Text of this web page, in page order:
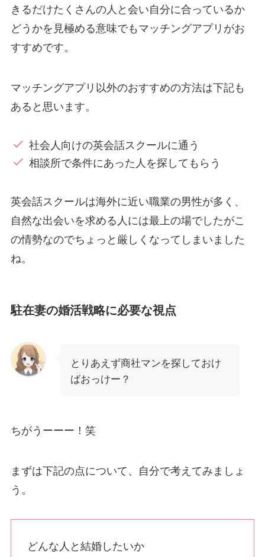
きるだけたくさんの人と会い自分に合っているか
どうかを見極める意味でもマッチングアプリがお
すすめです。
マッチングアプリ以外のおすすめの方法は下記も
あると思います。
社会人向けの英会話スクールに通う
相談所で条件にあった人を探してもらう
英会話スクールは海外に近い職業の男性が多く、
自然な出会いを求める人には最上の場でしたがこ
の情勢なのでちょっと厳しくなってしまいました
ね。
駐在妻の婚活戦略に必要な視点
とりあえず商社マンを探しておけ
ばおっけー？
ちがうーーー！笑
まずは下記の点について、自分で考えてみましょ
う。
どんな人と結婚したいか